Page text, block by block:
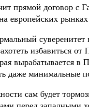
прямой договор с
европейских
суверенитет
избавиться
вырабатывается
даже минимальные
сам будет